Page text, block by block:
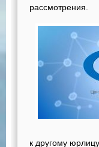
рассмотрения.
к другому